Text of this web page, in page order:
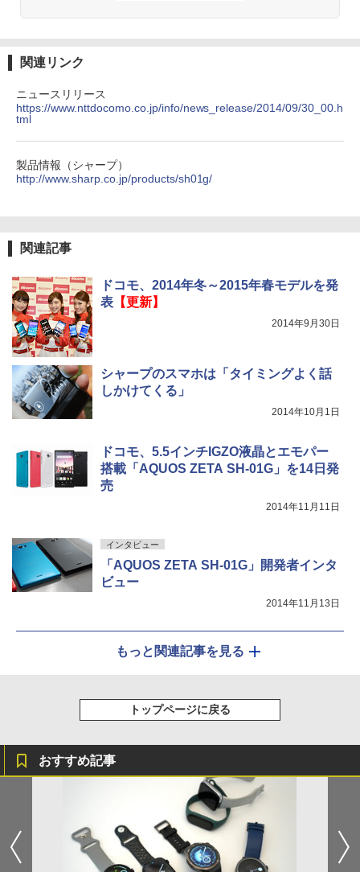
関連リンク
ニュースリリース
https://www.nttdocomo.co.jp/info/news_release/2014/09/30_00.h
tml
製品情報（シャープ）
http://www.sharp.co.jp/products/sh01g/
関連記事
ドコモ、2014年冬～2015年春モデルを発
表【更新】
2014年9月30日
シャープのスマホは「タイミングよく話
しかけてくる」
2014年10月1日
ドコモ、5.5インチIGZO液晶とエモパー
搭載「AQUOS ZETA SH-01G」を14日発
売
2014年11月11日
インタビュー
「AQUOS ZETA SH-01G」開発者インタ
ビュー
2014年11月13日
もっと関連記事を見る
トップページに戻る
おすすめ記事